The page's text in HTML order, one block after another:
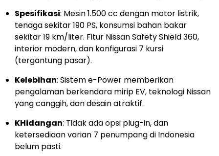
Spesifikasi: Mesin 1.500 cc dengan motor listrik,
tenaga sekitar 190 PS, konsumsi bahan bakar
sekitar 19 km/liter. Fitur Nissan Safety Shield 360,
interior modern, dan konfigurasi 7 kursi
(tergantung pasar).
Kelebihan: Sistem e-Power memberikan
pengalaman berkendara mirip EV, teknologi Nissan
yang canggih, dan desain atraktif.
KHidangan: Tidak ada opsi plug-in, dan
ketersediaan varian 7 penumpang di Indonesia
belum pasti.